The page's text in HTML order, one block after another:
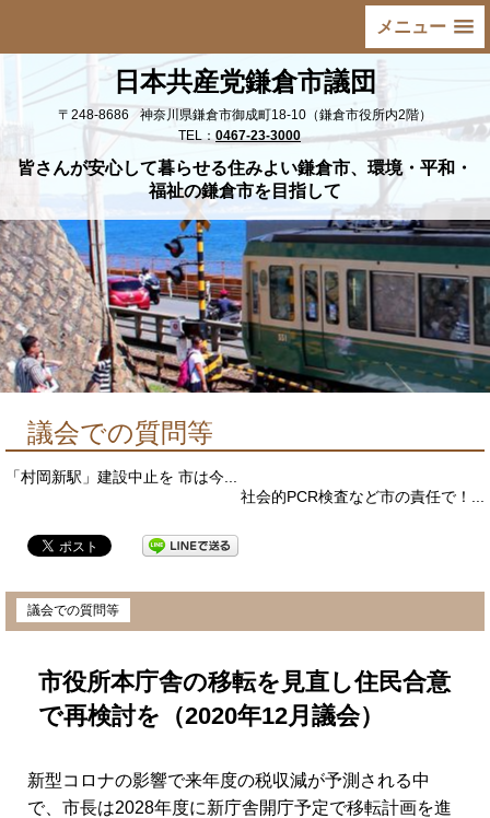
メニュー
日本共産党鎌倉市議団
〒248-8686
神奈川県鎌倉市御成町18-10（鎌倉市役所内2階）
TEL： 0467-23-3000
皆さんが安心して暮らせる住みよい鎌倉市、環境・平和・
福祉の鎌倉市を目指して
議会での質問等
「村岡新駅」建設中止を 市は今...
社会的PCR検査など市の責任で！...
議会での質問等
市役所本庁舎の移転を見直し住民合意
で再検討を（2020年12月議会）
新型コロナの影響で来年度の税収減が予測される中
で、市長は2028年度に新庁舎開庁予定で移転計画を進